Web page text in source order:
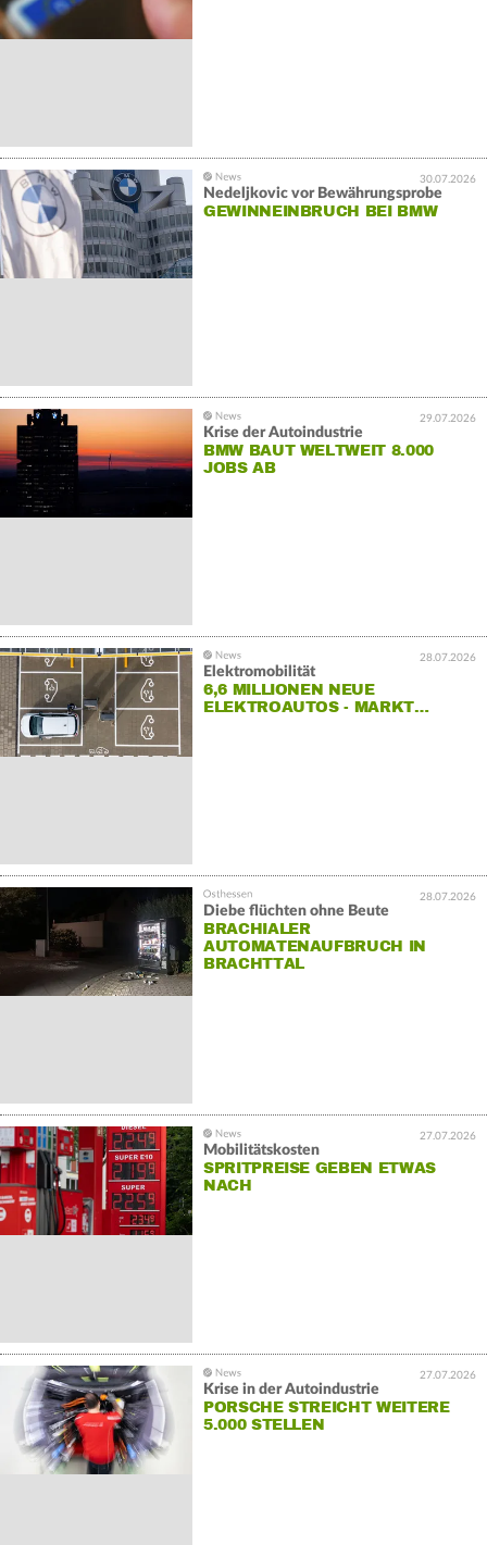
30.07.2026
Nedeljkovic vor Bewährungsprobe
GEWINNEINBRUCH BEI BMW
29.07.2026
Krise der Autoindustrie
BMW BAUT WELTWEIT 8.000
JOBS AB
28.07.2026
Elektromobilität
6,6 MILLIONEN NEUE
ELEKTROAUTOS - MARKT…
28.07.2026
Diebe flüchten ohne Beute
BRACHIALER
AUTOMATENAUFBRUCH IN
BRACHTTAL
27.07.2026
Mobilitätskosten
SPRITPREISE GEBEN ETWAS
NACH
27.07.2026
Krise in der Autoindustrie
PORSCHE STREICHT WEITERE
5.000 STELLEN